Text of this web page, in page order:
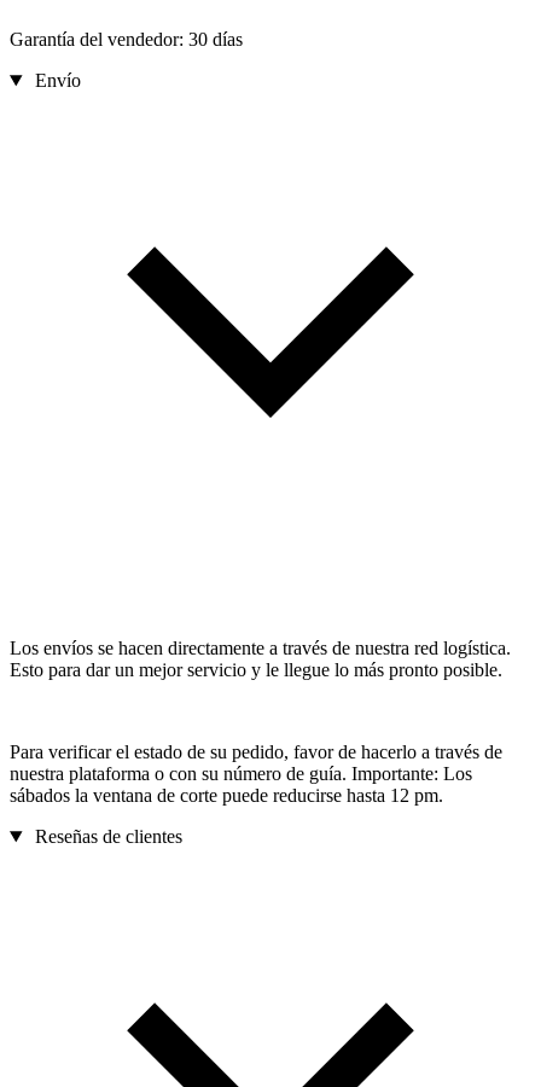
Garantía del vendedor: 30 días
Envío
Los envíos se hacen directamente a través de nuestra red logística.
Esto para dar un mejor servicio y le llegue lo más pronto posible.
Para verificar el estado de su pedido, favor de hacerlo a través de
nuestra plataforma o con su número de guía. Importante: Los
sábados la ventana de corte puede reducirse hasta 12 pm.
Reseñas de clientes